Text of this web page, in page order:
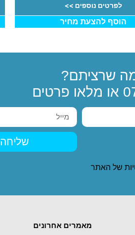
לפרטים נוספים >>
הוסף להצעת מחיר
שרציתם?
או מלאו פרטים
שליחה
של האתר
מאמרים אחרונים